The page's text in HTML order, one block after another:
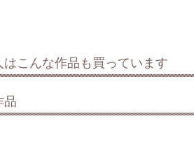
こんな作品も買っています
品